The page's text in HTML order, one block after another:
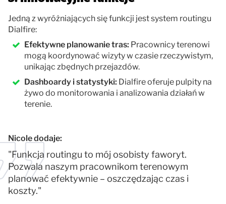
Jedną z wyróżniających się funkcji jest system routingu
Dialfire:
Efektywne planowanie tras: Pracownicy terenowi
mogą koordynować wizyty w czasie rzeczywistym,
unikając zbędnych przejazdów.
Dashboardy i statystyki: Dialfire oferuje pulpity na
żywo do monitorowania i analizowania działań w
terenie.
Nicole dodaje:
"Funkcja routingu to mój osobisty faworyt.
Pozwala naszym pracownikom terenowym
planować efektywnie – oszczędzając czas i
koszty."